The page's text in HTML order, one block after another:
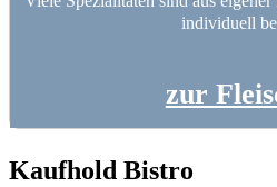
individuell
zur
Kaufhold Bistro